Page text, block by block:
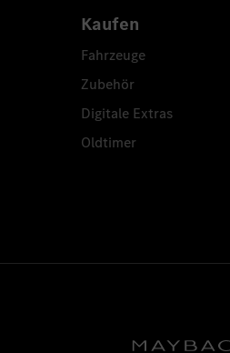
Kaufen
Fahrzeuge
Zubehör
Digitale Extras
Oldtimer